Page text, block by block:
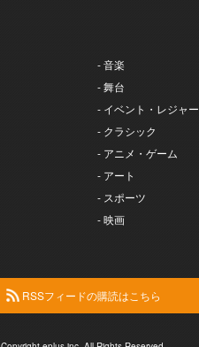
- 音楽
- 舞台
- イベント・レジャー
- クラシック
- アニメ・ゲーム
- アート
- スポーツ
- 映画
RSSフィードの購読はこちら